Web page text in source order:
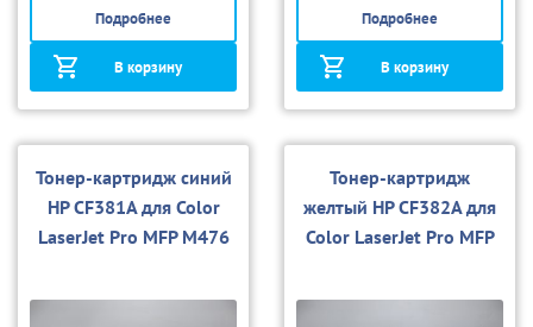
Подробнее
В корзину
Подробнее
В корзину
Тонер-картридж синий
HP CF381A для Color
LaserJet Pro MFP M476
Тонер-картридж
желтый HP CF382A для
Color LaserJet Pro MFP